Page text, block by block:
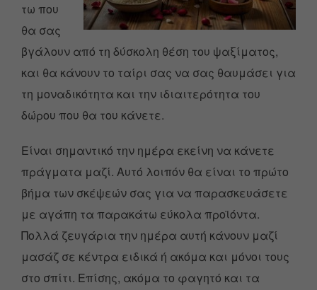
τω που
θα σας
βγάλουν από τη δύσκολη θέση του ψαξίματος,
και θα κάνουν το ταίρι σας να σας θαυμάσει για
τη μοναδικότητα και την ιδιαιτερότητα του
δώρου που θα του κάνετε.
Είναι σημαντικό την ημέρα εκείνη να κάνετε
πράγματα μαζί. Αυτό λοιπόν θα είναι το πρώτο
βήμα των σκέψεών σας για να παρασκευάσετε
με αγάπη τα παρακάτω εύκολα προϊόντα.
Πολλά ζευγάρια την ημέρα αυτή κάνουν μαζί
μασάζ σε κέντρα ειδικά ή ακόμα και μόνοι τους
στο σπίτι. Επίσης, ακόμα το φαγητό και τα